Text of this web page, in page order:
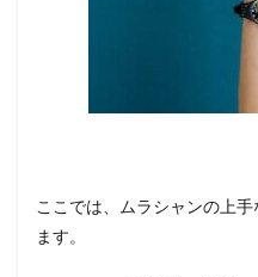
ここでは、ムラシャンの上
ます。